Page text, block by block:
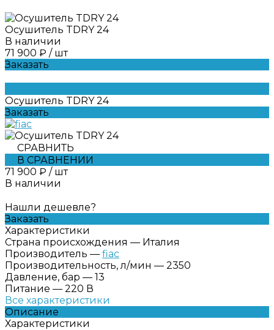
Осушитель TDRY 24
В наличии
71 900 ₽ / шт
Заказать
Осушитель TDRY 24
Заказать
СРАВНИТЬ
В СРАВНЕНИИ
71 900 ₽ / шт
В наличии
Нашли дешевле?
Заказать
Характеристики
Страна происхождения — Италия
Производитель — fiac
Производительность, л/мин — 2350
Давление, бар — 13
Питание — 220 В
Все характеристики
Описание
Характеристики